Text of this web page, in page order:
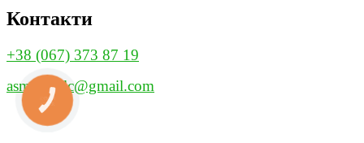
Контакти
+38 (067) 373 87 19
asmund.llc@gmail.com
КНОПКА
ЗВ'ЯЗКУ